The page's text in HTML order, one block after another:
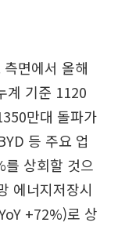
면에서 올해
계 기준 1120
만대 돌파가
등 주요 업
상회할 것으
에너지저장시
+72%)로 상